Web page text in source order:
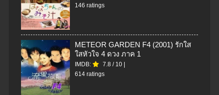
146 ratings
METEOR GARDEN F4 (2001) รักใส
ใสหัวใจ 4 ดวง ภาค 1
IMDB: 7.8 / 10
614 ratings